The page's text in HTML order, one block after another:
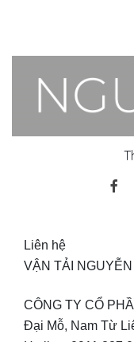
Liên hệ
VẬN TẢI NGUYỄN
CÔNG TY CỔ
Đại Mỗ, Nam Từ